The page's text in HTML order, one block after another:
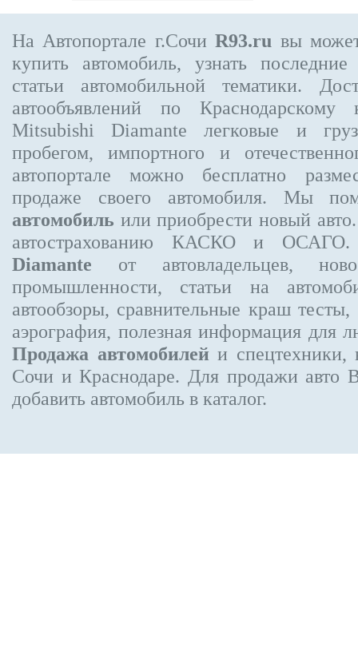
На Автопортале г.СочиR93.ru вы
купить автомобиль, узнать
статьи автомобильной тематики.
автообъявлений по
Mitsubishi Diamante легковые и
пробегом, импортного и
автопортале можно бесплатно
продаже своего автомобиля. Мы
автомобиль или приобрести новый
автострахованию КАСКО и
Diamante от автовладельцев,
промышленности, статьи на
автообзоры, сравнительные краш
аэрография, полезная информация для
Продажа автомобилей и спецтехники,
Сочи и Краснодаре. Для продажи авто
добавить автомобиль в каталог.